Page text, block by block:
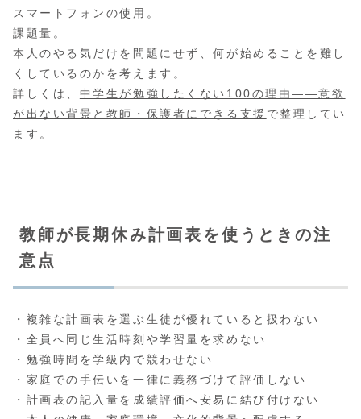
スマートフォンの使用。
課題量。
本人のやる気だけを問題にせず、何が始めることを難し
くしているのかを考えます。
詳しくは、 中学生が勉強したくない100の理由――意欲
が出ない背景と教師・保護者にできる支援 で整理してい
ます。
教師が長期休み計画表を使うときの注
意点
・複雑な計画表を選ぶ生徒が優れていると扱わない
・全員へ同じ生活時刻や学習量を求めない
・勉強時間を学級内で競わせない
・家庭での手伝いを一律に義務づけて評価しない
・計画表の記入量を成績評価へ安易に結び付けない